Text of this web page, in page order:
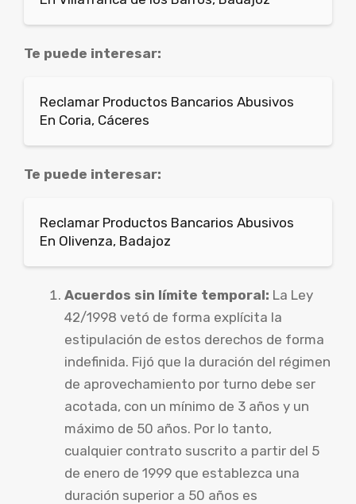
Te puede interesar:
Reclamar Productos Bancarios Abusivos
En Coria, Cáceres
Te puede interesar:
Reclamar Productos Bancarios Abusivos
En Olivenza, Badajoz
Acuerdos sin límite temporal: La Ley
42/1998 vetó de forma explícita la
estipulación de estos derechos de forma
indefinida. Fijó que la duración del régimen
de aprovechamiento por turno debe ser
acotada, con un mínimo de 3 años y un
máximo de 50 años. Por lo tanto,
cualquier contrato suscrito a partir del 5
de enero de 1999 que establezca una
duración superior a 50 años es